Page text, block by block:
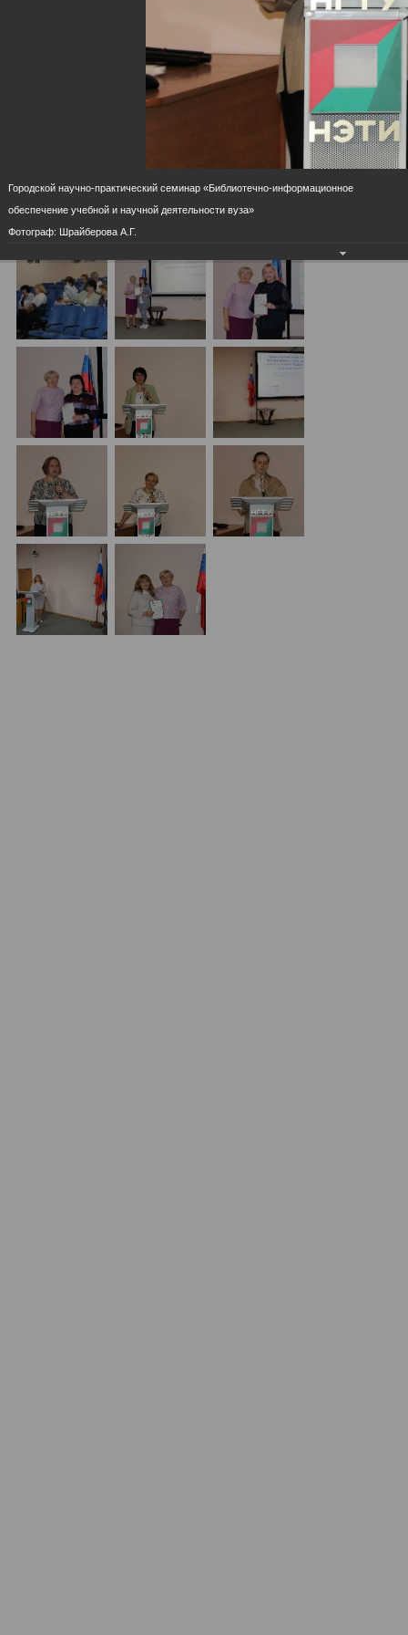
Городской научно-практический семинар
«Библиотечно-информационное обеспечение учебной
и научной деятельности вуза»
Городской научно-практический семинар «Библиотечно-информационное
обеспечение учебной и научной деятельности вуза»
Фотограф: Шрайберова А.Г.